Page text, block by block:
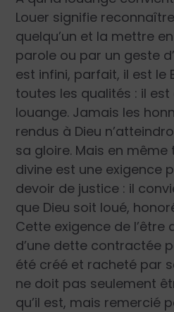
Louer signifie
quelqu’un et la mettre
parole ou par un geste
est infini, parfait, il est le
toutes les qualités : il
louange. Jamais les
rendus à Dieu
sa gloire. Mais en
divine est une exigence
devoir de justice : il
que Dieu soit loué,
Cette exigence de l’être
d’une dette contractée
été créé et racheté par
ne doit pas seulement
qu’il est, mais remercié